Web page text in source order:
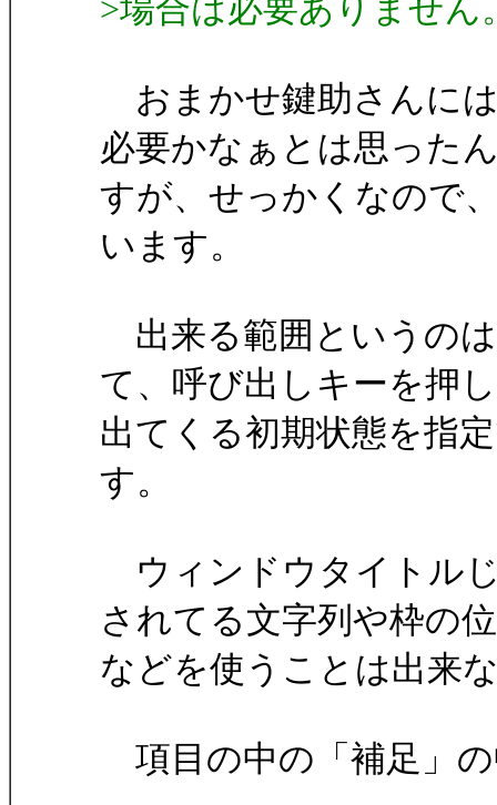
>場合は必要ありません
おまかせ鍵助さんに
必要かなぁとは思った
すが、せっかくなので
います。
出来る範囲というの
て、呼び出しキーを押
出てくる初期状態を指
す。
ウィンドウタイトル
されてる文字列や枠の
などを使うことは出来
項目の中の「補足」